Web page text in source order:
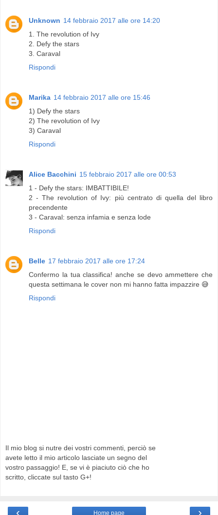
Unknown 14 febbraio 2017 alle ore 14:20
1. The revolution of Ivy
2. Defy the stars
3. Caraval
Rispondi
Marika 14 febbraio 2017 alle ore 15:46
1) Defy the stars
2) The revolution of Ivy
3) Caraval
Rispondi
Alice Bacchini 15 febbraio 2017 alle ore 00:53
1 - Defy the stars: IMBATTIBILE!
2 - The revolution of Ivy: più centrato di quella del libro
precendente
3 - Caraval: senza infamia e senza lode
Rispondi
Belle 17 febbraio 2017 alle ore 17:24
Confermo la tua classifica! anche se devo ammettere che
questa settimana le cover non mi hanno fatta impazzire 😅
Rispondi
Il mio blog si nutre dei vostri commenti, perciò se
avete letto il mio articolo lasciate un segno del
vostro passaggio! E, se vi è piaciuto ciò che ho
scritto, cliccate sul tasto G+!
‹ ›
Home page